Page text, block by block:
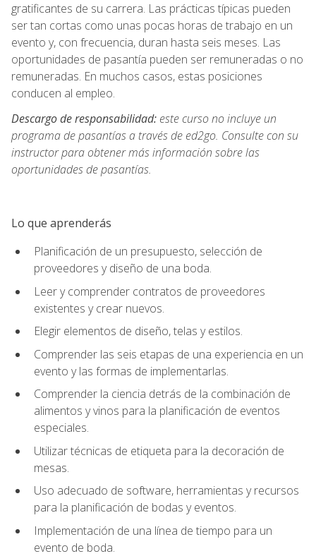
gratificantes de su carrera. Las prácticas típicas pueden
ser tan cortas como unas pocas horas de trabajo en un
evento y, con frecuencia, duran hasta seis meses. Las
oportunidades de pasantía pueden ser remuneradas o no
remuneradas. En muchos casos, estas posiciones
conducen al empleo.
Descargo de responsabilidad: este curso no incluye un
programa de pasantías a través de ed2go. Consulte con su
instructor para obtener más información sobre las
oportunidades de pasantías.
Lo que aprenderás
Planificación de un presupuesto, selección de
proveedores y diseño de una boda.
Leer y comprender contratos de proveedores
existentes y crear nuevos.
Elegir elementos de diseño, telas y estilos.
Comprender las seis etapas de una experiencia en un
evento y las formas de implementarlas.
Comprender la ciencia detrás de la combinación de
alimentos y vinos para la planificación de eventos
especiales.
Utilizar técnicas de etiqueta para la decoración de
mesas.
Uso adecuado de software, herramientas y recursos
para la planificación de bodas y eventos.
Implementación de una línea de tiempo para un
evento de boda.